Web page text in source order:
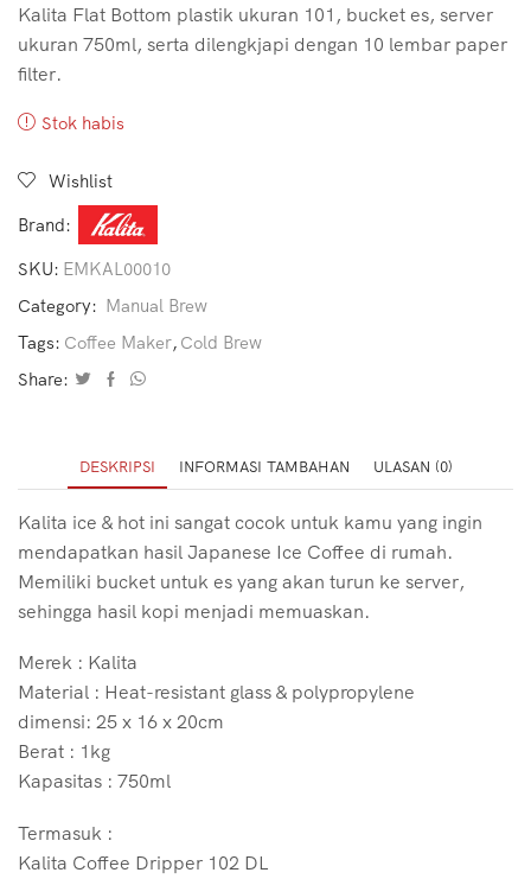
Kalita Flat Bottom plastik ukuran 101, bucket es, server
ukuran 750ml, serta dilengkjapi dengan 10 lembar paper
filter.
Stok habis
Wishlist
Brand:
SKU: EMKAL00010
Category: Manual Brew
Tags: Coffee Maker, Cold Brew
Share:
DESKRIPSI INFORMASI TAMBAHAN ULASAN (0)
Kalita ice & hot ini sangat cocok untuk kamu yang ingin
mendapatkan hasil Japanese Ice Coffee di rumah.
Memiliki bucket untuk es yang akan turun ke server,
sehingga hasil kopi menjadi memuaskan.
Merek : Kalita
Material : Heat-resistant glass & polypropylene
dimensi: 25 x 16 x 20cm
Berat : 1kg
Kapasitas : 750ml
Termasuk :
Kalita Coffee Dripper 102 DL